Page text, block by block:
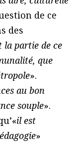
de ce
des
la partie de ce
que
».
au bon
souple».
il est
»